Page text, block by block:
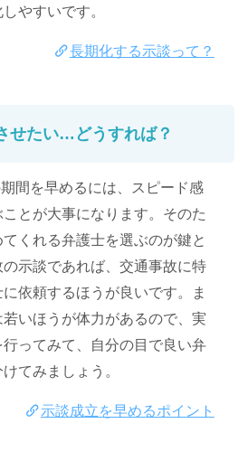
やすいです。
長期化する示談って？
せたい…どうすれば？
間を早めるには、スピード感
とが大事になります。そのた
くれる弁護士を選ぶのが鍵と
示談であれば、交通事故に特
依頼するほうが良いです。ま
いほうが体力があるので、実
ってみて、自分の目で良い弁
てみましょう。
示談成立を早めるポイント